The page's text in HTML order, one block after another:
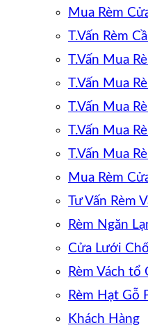
Mua Rèm
T.Vấn Rèm
T.Vấn Mua
T.Vấn Mua
T.Vấn Mua
T.Vấn Mua
T.Vấn Mua
Mua Rèm
Tư Vấn Rèm
Rèm Ngăn
Cửa Lưới
Rèm Vách tổ
Rèm Hạt Gỗ
Khách Hàng